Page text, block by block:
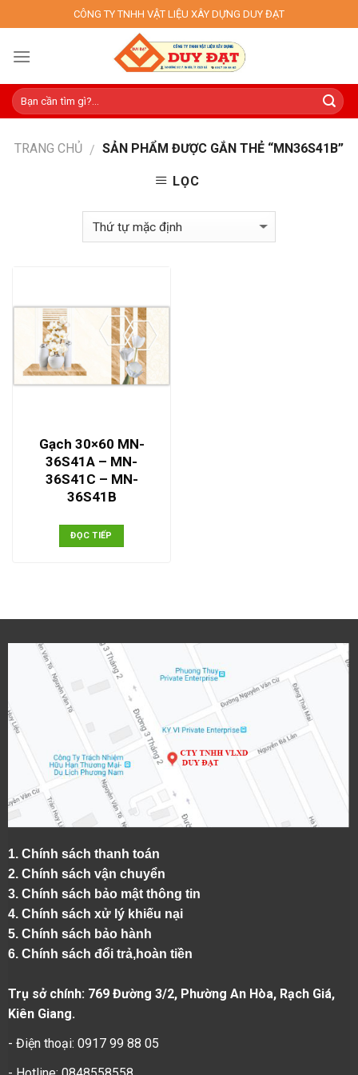
to
content
CÔNG TY TNHH VẬT LIỆU XÂY DỰNG DUY ĐẠT
TRANG CHỦ / SẢN PHẨM ĐƯỢC GẮN THẺ “MN36S41B”
LỌC
Gạch 30×60 MN-
36S41A – MN-
36S41C – MN-
36S41B
ĐỌC TIẾP
1. Chính sách thanh toán
2. Chính sách vận chuyển
3. Chính sách bảo mật thông tin
4. Chính sách xử lý khiếu nại
5. Chính sách bảo hành
6. Chính sách đổi trả,hoàn tiền
Trụ sở chính: 769 Đường 3/2, Phường An Hòa, Rạch Giá,
Kiên Giang.
- Điện thoại: 0917 99 88 05